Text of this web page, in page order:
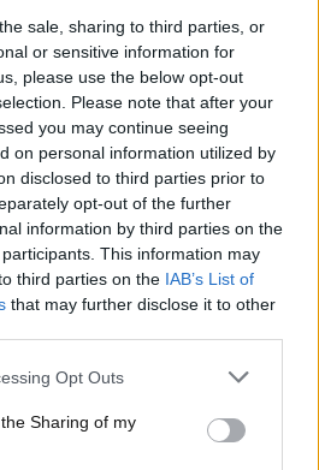
sale, sharing to third parties, or
or sensitive information for
please use the below opt-out
Please note that after your
you may continue seeing
on personal information utilized by
disclosed to third parties prior to
opt-out of the further
information by third parties on the
participants. This information may
third parties on the IAB’s List of
that may further disclose it to other
Opt Outs
Sharing of my
posizione finale. Proprio
in Spagna, i due centauri
un confronto fra di loro.
detti.
Bagnaia:
due piloti della
di sabato scorso a
DucatiMarc Marquez e
si sono confrontati fra di loro. Il
di squadra
YouTube della Ducati,
della collana